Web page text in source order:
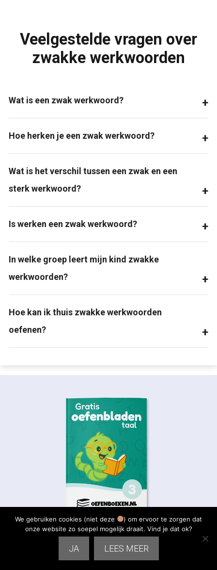
Veelgestelde vragen over
zwakke werkwoorden
Wat is een zwak werkwoord?
Hoe herken je een zwak werkwoord?
Wat is het verschil tussen een zwak en een
sterk werkwoord?
Is werken een zwak werkwoord?
In welke groep leert mijn kind zwakke
werkwoorden?
Hoe kan ik thuis zwakke werkwoorden
oefenen?
Download nu onze Gratis werkbladen taal
We gebruiken cookies (niet deze
) om ervoor te zorgen dat
onze website zo soepel mogelijk draait. Vind je dat ok?
JA LEES MEER